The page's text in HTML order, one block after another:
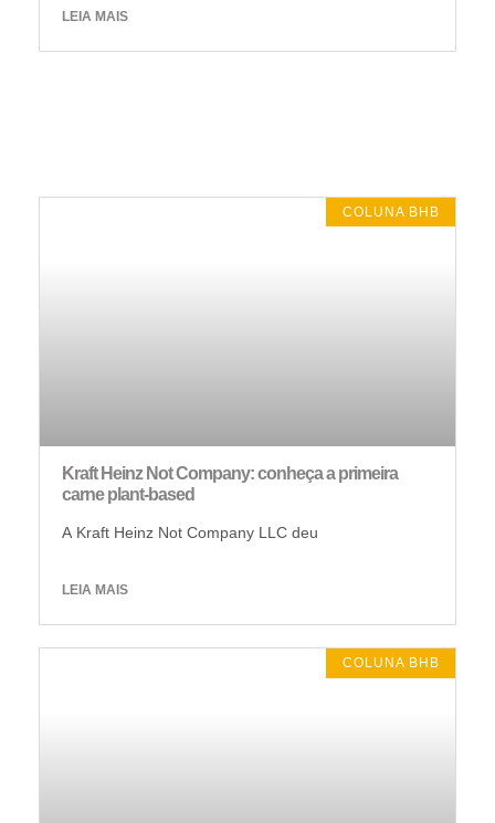
LEIA MAIS
COLUNA BHB
Kraft Heinz Not Company: conheça a primeira
carne plant-based
A Kraft Heinz Not Company LLC deu
LEIA MAIS
COLUNA BHB